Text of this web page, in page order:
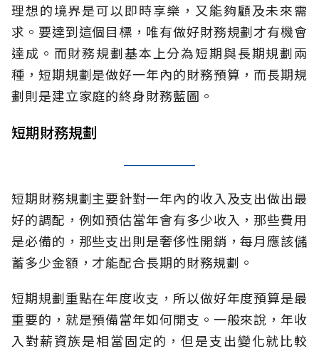
理想的境界是可以即時享樂，又能夠顧及未來需
求。要達到這個目標，唯有做好財務規劃才有機會
達成。而財務規劃基本上分為短期與長期規劃兩
種，短期規劃是做好一年內的財務預算，而長期規
劃則是建立家庭的終身財務藍圖。
短期財務規劃
短期財務規劃主要針對一年內的收入及支出做出最
好的調配，例如預估當年會有多少收入，那些費用
是必備的，那些支出則是奢侈性開銷，每月應該儲
蓄多少金額，才能配合長期的財務規劃。
短期規劃重點在年度收支，所以做好年度預算是最
重要的，就是預備當年如何開支。一般來說，年收
入對薪資族是相當固定的，但是支出變化就比較